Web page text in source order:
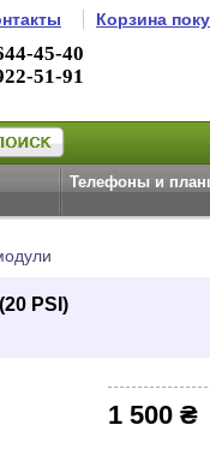
Корзина
45-40
51-91
Телефоны и
PSI)
1 500 ₴